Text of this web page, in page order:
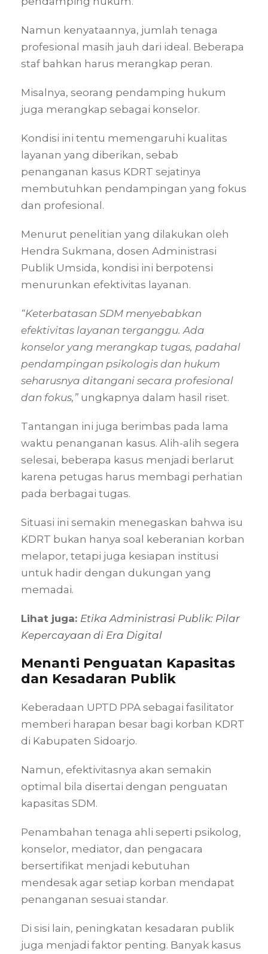
Namun kenyataannya, jumlah tenaga
profesional masih jauh dari ideal. Beberapa
staf bahkan harus merangkap peran.
Misalnya, seorang pendamping hukum
juga merangkap sebagai konselor.
Kondisi ini tentu memengaruhi kualitas
layanan yang diberikan, sebab
penanganan kasus KDRT sejatinya
membutuhkan pendampingan yang fokus
dan profesional.
Menurut penelitian yang dilakukan oleh
Hendra Sukmana, dosen Administrasi
Publik Umsida, kondisi ini berpotensi
menurunkan efektivitas layanan.
“Keterbatasan SDM menyebabkan
efektivitas layanan terganggu. Ada
konselor yang merangkap tugas, padahal
pendampingan psikologis dan hukum
seharusnya ditangani secara profesional
dan fokus,” ungkapnya dalam hasil riset.
Tantangan ini juga berimbas pada lama
waktu penanganan kasus. Alih-alih segera
selesai, beberapa kasus menjadi berlarut
karena petugas harus membagi perhatian
pada berbagai tugas.
Situasi ini semakin menegaskan bahwa isu
KDRT bukan hanya soal keberanian korban
melapor, tetapi juga kesiapan institusi
untuk hadir dengan dukungan yang
memadai.
Lihat juga: Etika Administrasi Publik: Pilar
Kepercayaan di Era Digital
Menanti Penguatan Kapasitas
dan Kesadaran Publik
Keberadaan UPTD PPA sebagai fasilitator
memberi harapan besar bagi korban KDRT
di Kabupaten Sidoarjo.
Namun, efektivitasnya akan semakin
optimal bila disertai dengan penguatan
kapasitas SDM.
Penambahan tenaga ahli seperti psikolog,
konselor, mediator, dan pengacara
bersertifikat menjadi kebutuhan
mendesak agar setiap korban mendapat
penanganan sesuai standar.
Di sisi lain, peningkatan kesadaran publik
juga menjadi faktor penting. Banyak kasus